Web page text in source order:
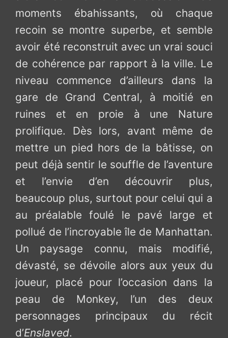
moments ébahissants, où chaque
recoin se montre superbe, et semble
avoir été reconstruit avec un vrai souci
de cohérence par rapport à la ville. Le
niveau commence d’ailleurs dans la
gare de Grand Central, à moitié en
ruines et en proie à une Nature
prolifique. Dès lors, avant même de
mettre un pied hors de la bâtisse, on
peut déjà sentir le souffle de l’aventure
et l’envie d’en découvrir plus,
beaucoup plus, surtout pour celui qui a
au préalable foulé le pavé large et
pollué de l’incroyable île de Manhattan.
Un paysage connu, mais modifié,
dévasté, se dévoile alors aux yeux du
joueur, placé pour l’occasion dans la
peau de Monkey, l’un des deux
personnages principaux du récit
d’Enslaved.